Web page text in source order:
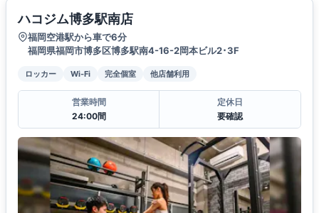
ハコジム博多駅南店
福岡空港駅から車で6分
福岡県福岡市博多区博多駅南4-16-2岡本ビル2･3F
ロッカー Wi-Fi 完全個室 他店舗利用
営業時間
24:00間
定休日
要確認